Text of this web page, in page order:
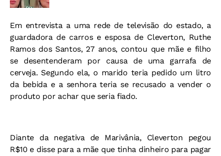
Em entrevista a uma rede de televisão do estado, a
guardadora de carros e esposa de Cleverton, Ruthe
Ramos dos Santos, 27 anos, contou que mãe e filho
se desentenderam por causa de uma garrafa de
cerveja. Segundo ela, o marido teria pedido um litro
da bebida e a senhora teria se recusado a vender o
produto por achar que seria fiado.
Diante da negativa de Marivânia, Cleverton pegou
R$10 e disse para a mãe que tinha dinheiro para pagar